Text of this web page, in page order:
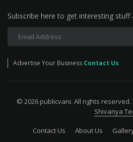
Subscribe here to get interesting stuff
Advertise Your Business Contact Us
© 2026 publicvani. All rights
Shivanya
Contact Us About Us